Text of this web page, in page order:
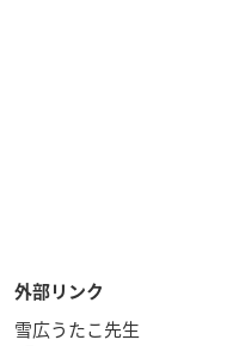
外部リンク
雪広うたこ先生